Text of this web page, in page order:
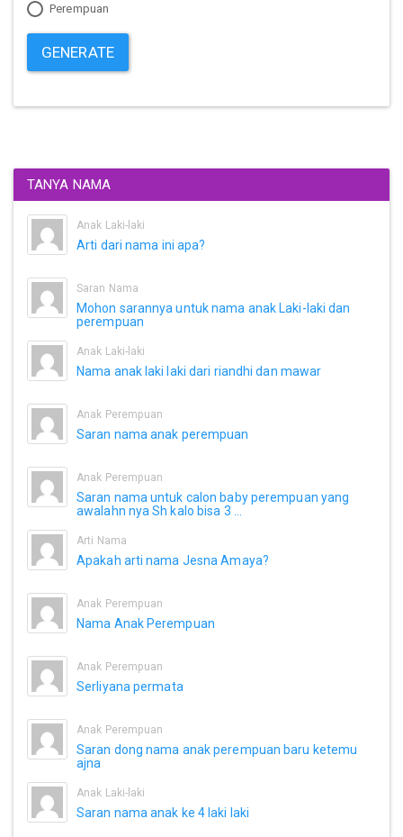
Perempuan
GENERATE
TANYA NAMA
Anak Laki-laki
Arti dari nama ini apa?
Saran Nama
Mohon sarannya untuk nama anak Laki-laki dan
perempuan
Anak Laki-laki
Nama anak laki laki dari riandhi dan mawar
Anak Perempuan
Saran nama anak perempuan
Anak Perempuan
Saran nama untuk calon baby perempuan yang
awalahn nya Sh kalo bisa 3 ...
Arti Nama
Apakah arti nama Jesna Amaya?
Anak Perempuan
Nama Anak Perempuan
Anak Perempuan
Serliyana permata
Anak Perempuan
Saran dong nama anak perempuan baru ketemu
ajna
Anak Laki-laki
Saran nama anak ke 4 laki laki